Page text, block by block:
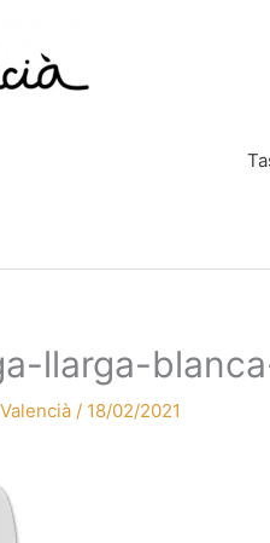
llarga-
/ 18/02/2021